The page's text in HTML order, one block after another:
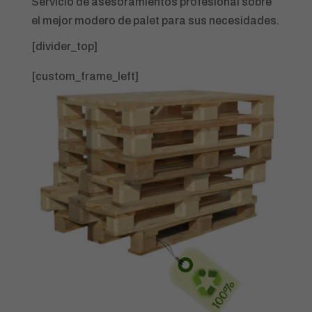
el mejor modero de palet para sus necesidades.
[divider_top]
[custom_frame_left]